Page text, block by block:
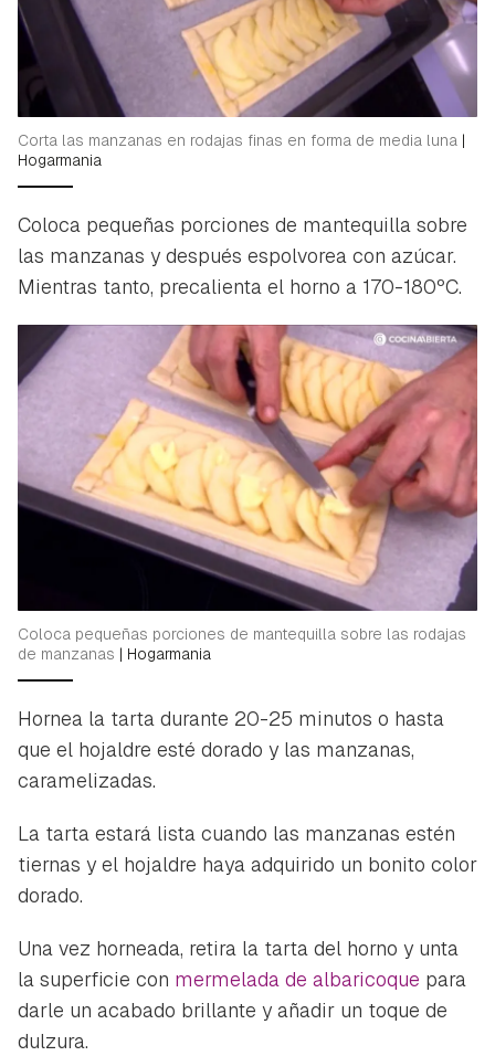
Guardar como favorito
Corta las manzanas en rodajas finas en forma de media luna |
Hogarmania
Coloca pequeñas porciones de mantequilla sobre
las manzanas y después espolvorea con azúcar.
Mientras tanto, precalienta el horno a 170-180ºC.
Coloca pequeñas porciones de mantequilla sobre las rodajas
de manzanas | Hogarmania
Hornea la tarta durante 20-25 minutos o hasta
que el hojaldre esté dorado y las manzanas,
caramelizadas.
La tarta estará lista cuando las manzanas estén
tiernas y el hojaldre haya adquirido un bonito color
dorado.
Una vez horneada, retira la tarta del horno y unta
la superficie con mermelada de albaricoque para
darle un acabado brillante y añadir un toque de
dulzura.
Contenido enviado